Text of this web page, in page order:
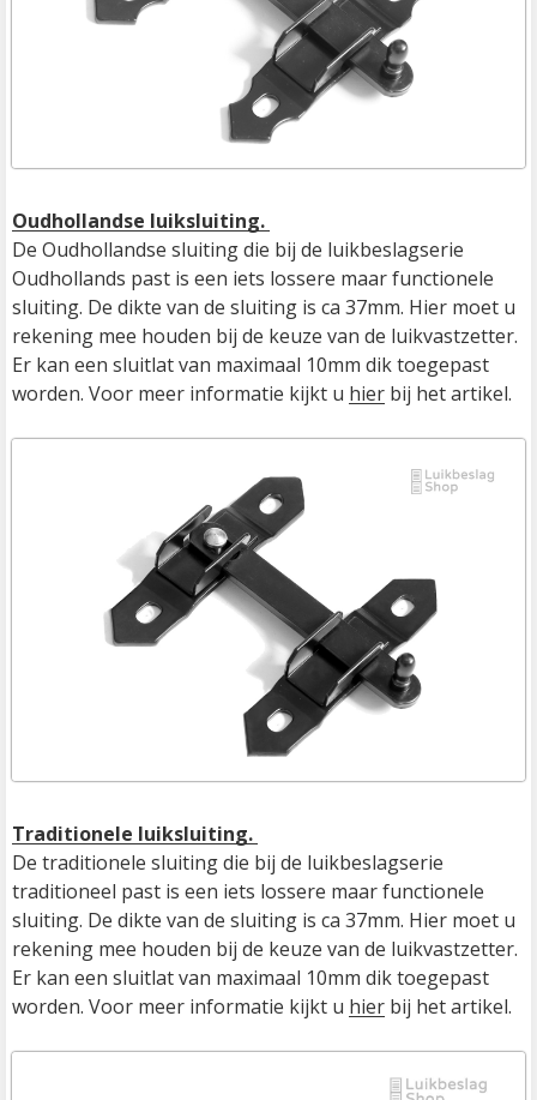
Oudhollandse luiksluiting.
De Oudhollandse sluiting die bij de luikbeslagserie
Oudhollands past is een iets lossere maar functionele
sluiting. De dikte van de sluiting is ca 37mm. Hier moet u
rekening mee houden bij de keuze van de luikvastzetter.
Er kan een sluitlat van maximaal 10mm dik toegepast
worden. Voor meer informatie kijkt u hier bij het artikel.
Traditionele luiksluiting.
De traditionele sluiting die bij de luikbeslagserie
traditioneel past is een iets lossere maar functionele
sluiting. De dikte van de sluiting is ca 37mm. Hier moet u
rekening mee houden bij de keuze van de luikvastzetter.
Er kan een sluitlat van maximaal 10mm dik toegepast
worden. Voor meer informatie kijkt u hier bij het artikel.